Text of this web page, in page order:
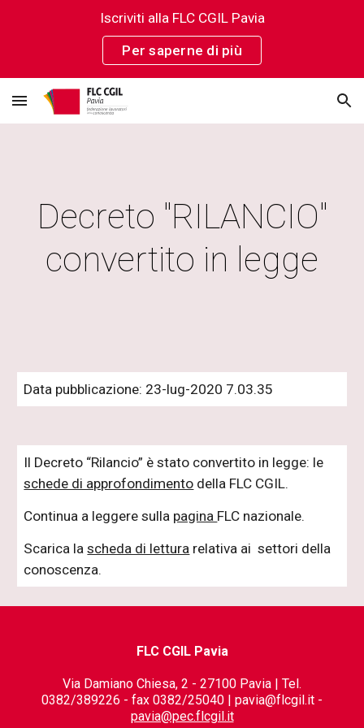
Iscriviti alla FLC CGIL Pavia
Per saperne di più
Decreto "RILANCIO"
convertito in legge
Data pubblicazione: 23-lug-2020 7.03.35
Il Decreto “Rilancio” è stato convertito in legge: le
schede di approfondimento della FLC CGIL.
Continua a leggere sulla pagina FLC nazionale.
Scarica lascheda di lettura relativa ai settori della
conoscenza.
FLC CGIL Pavia
Via Damiano Chiesa, 2 - 27100 Pavia | Tel.
0382/389226 - fax 0382/25040 | pavia@flcgil.it -
pavia@pec.flcgil.it